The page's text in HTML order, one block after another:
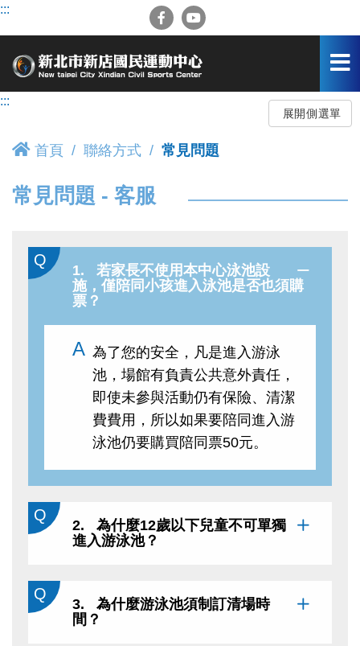
跳
容
:::
:::
展開側選單
首頁 聯絡方式 常見問題
常見問題 - 客服
1. 若家長不使用本中心泳池設
施，僅陪同小孩進入泳池是否也須購
票？
為了您的安全，凡是進入游泳
池，場館有負責公共意外責任，
即使未參與活動仍有保險、清潔
費費用，所以如果要陪同進入游
泳池仍要購買陪同票50元。
2. 為什麼12歲以下兒童不可單獨
進入游泳池？
3. 為什麼游泳池須制訂清場時
間？